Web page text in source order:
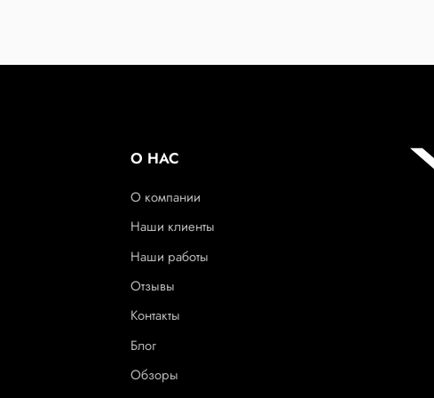
О НАС
О компании
Наши клиенты
Наши работы
Отзывы
Контакты
Блог
Обзоры